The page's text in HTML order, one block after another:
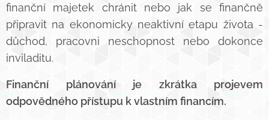
finanční majetek chránit nebo jak se finančně
připravit na ekonomicky neaktivní etapu života -
důchod, pracovni neschopnost nebo dokonce
inviladitu.
Finanční plánování je zkrátka projevem
odpovědného přístupu k vlastním financím.